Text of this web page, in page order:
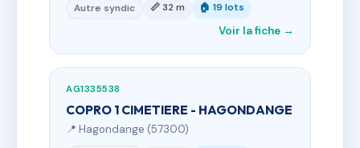
Autre syndic 📏 32 m 🏠 19 lots
Voir la fiche →
AG1335538
COPRO 1 CIMETIERE - HAGONDANGE
📍 Hagondange (57300)